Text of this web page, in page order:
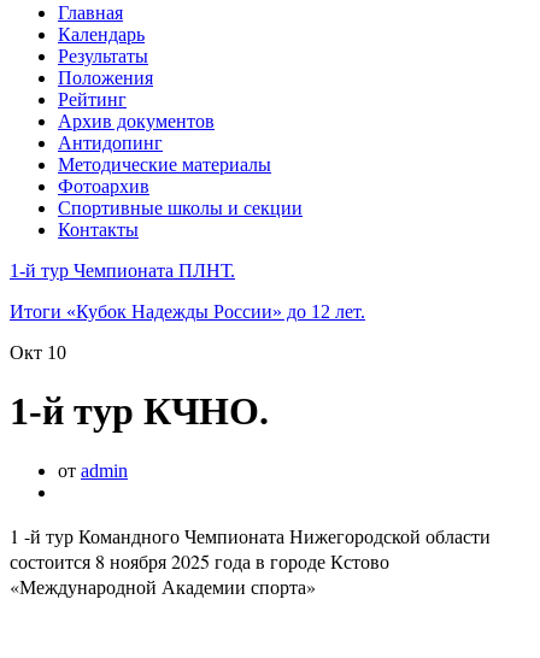
Главная
Календарь
Результаты
Положения
Рейтинг
Архив документов
Антидопинг
Методические материалы
Фотоархив
Спортивные школы и секции
Контакты
1-й тур Чемпионата ПЛНТ.
Итоги «Кубок Надежды России» до 12 лет.
Окт 10
1-й тур КЧНО.
от admin
1 -й тур Командного Чемпионата Нижегородской области
состоится 8 ноября 2025 года в городе Кстово
«Международной Академии спорта»